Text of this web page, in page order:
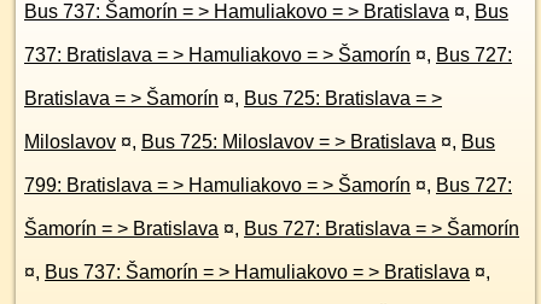
Bus 737: Šamorín = > Hamuliakovo = > Bratislava ¤, Bus
737: Bratislava = > Hamuliakovo = > Šamorín ¤, Bus 727:
Bratislava = > Šamorín ¤, Bus 725: Bratislava = >
Miloslavov ¤, Bus 725: Miloslavov = > Bratislava ¤, Bus
799: Bratislava = > Hamuliakovo = > Šamorín ¤, Bus 727:
Šamorín = > Bratislava ¤, Bus 727: Bratislava = > Šamorín
¤, Bus 737: Šamorín = > Hamuliakovo = > Bratislava ¤,